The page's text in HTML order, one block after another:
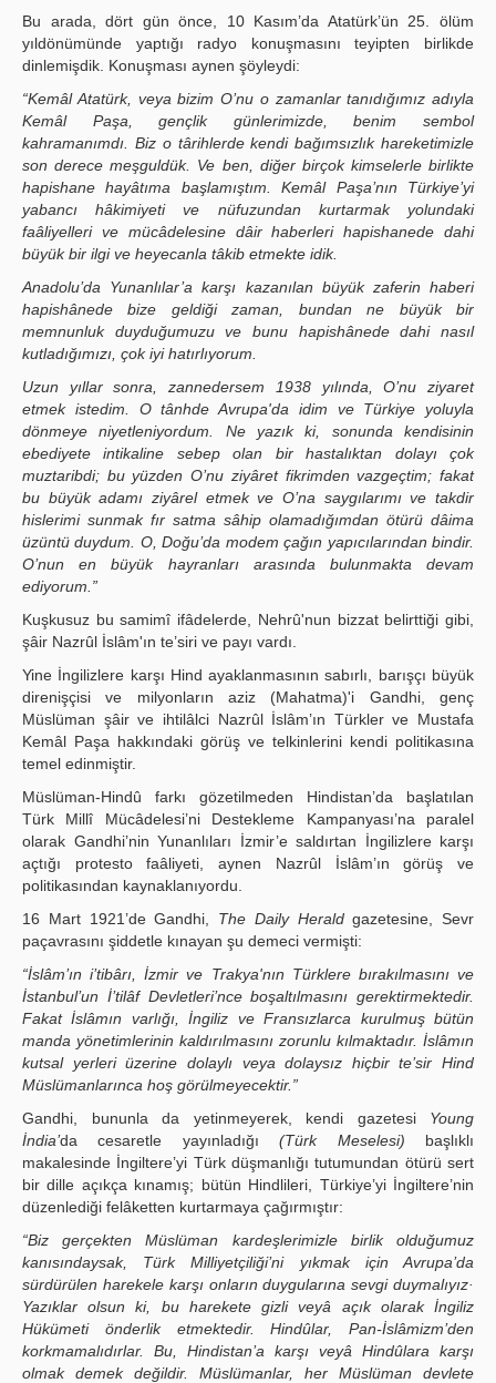
Bu arada, dört gün önce, 10 Kasım’da Atatürk’ün 25. ölüm
yıldönümünde yaptığı radyo konuşmasını teyipten birlikde
dinlemişdik. Konuşması aynen şöyleydi:
“Kemâl Atatürk, veya bizim O’nu o zamanlar tanıdığımız adıyla
Kemâl Paşa, gençlik günlerimizde, benim sembol
kahramanımdı. Biz o târihlerde kendi bağımsızlık hareketimizle
son derece meşguldük. Ve ben, diğer birçok kimselerle birlikte
hapishane hayâtıma başlamıştım. Kemâl Paşa’nın Türkiye’yi
yabancı hâkimiyeti ve nüfuzundan kurtarmak yolundaki
faâliyelleri ve mücâdelesine dâir haberleri hapishanede dahi
büyük bir ilgi ve heyecanla tâkib etmekte idik.
Anadolu’da Yunanlılar’a karşı kazanılan büyük zaferin haberi
hapishânede bize geldiği zaman, bundan ne büyük bir
memnunluk duyduğumuzu ve bunu hapishânede dahi nasıl
kutladığımızı, çok iyi hatırlıyorum.
Uzun yıllar sonra, zannedersem 1938 yılında, O’nu ziyaret
etmek istedim. O tânhde Avrupa'da idim ve Türkiye yoluyla
dönmeye niyetleniyordum. Ne yazık ki, sonunda kendisinin
ebediyete intikaline sebep olan bir hastalıktan dolayı çok
muztaribdi; bu yüzden O’nu ziyâret fikrimden vazgeçtim; fakat
bu büyük adamı ziyârel etmek ve O’na saygılarımı ve takdir
hislerimi sunmak fır satma sâhip olamadığımdan ötürü dâima
üzüntü duydum. O, Doğu’da modem çağın yapıcılarından bindir.
O’nun en büyük hayranları arasında bulunmakta devam
ediyorum.”
Kuşkusuz bu samimî ifâdelerde, Nehrû'nun bizzat belirttiği gibi,
şâir Nazrûl İslâm'ın te’siri ve payı vardı.
Yine İngilizlere karşı Hind ayaklanmasının sabırlı, barışçı büyük
direnişçisi ve milyonların aziz (Mahatma)'i Gandhi, genç
Müslüman şâir ve ihtilâlci Nazrûl İslâm’ın Türkler ve Mustafa
Kemâl Paşa hakkındaki görüş ve telkinlerini kendi politikasına
temel edinmiştir.
Müslüman-Hindû farkı gözetilmeden Hindistan’da başlatılan
Türk Millî Mücâdelesi’ni Destekleme Kampanyası’na paralel
olarak Gandhi’nin Yunanlıları İzmir’e saldırtan İngilizlere karşı
açtığı protesto faâliyeti, aynen Nazrûl İslâm’ın görüş ve
politikasından kaynaklanıyordu.
16 Mart 1921’de Gandhi, The Daily Heraldgazetesine, Sevr
paçavrasını şiddetle kınayan şu demeci vermişti:
“İslâm’ın i’tibârı, İzmir ve Trakya'nın Türklere bırakılmasını ve
İstanbul’un İ’tilâf Devletleri’nce boşaltılmasını gerektirmektedir.
Fakat İslâmın varlığı, İngiliz ve Fransızlarca kurulmuş bütün
manda yönetimlerinin kaldırılmasını zorunlu kılmaktadır. İslâmın
kutsal yerleri üzerine dolaylı veya dolaysız hiçbir te’sir Hind
Müslümanlarınca hoş görülmeyecektir.”
Gandhi, bununla da yetinmeyerek, kendi gazetesi Young
İndia’da cesaretle yayınladığı(Türk Meselesi) başlıklı
makalesinde İngiltere’yi Türk düşmanlığı tutumundan ötürü sert
bir dille açıkça kınamış; bütün Hindlileri, Türkiye’yi İngiltere’nin
düzenlediği felâketten kurtarmaya çağırmıştır:
“Biz gerçekten Müslüman kardeşlerimizle birlik olduğumuz
kanısındaysak, Türk Milliyetçiliği’ni yıkmak için Avrupa’da
sürdürülen harekele karşı onların duygularına sevgi duymalıyız·
Yazıklar olsun ki, bu harekete gizli veyâ açık olarak İngiliz
Hükümeti önderlik etmektedir. Hindûlar, Pan-İslâmizm’den
korkmamalıdırlar. Bu, Hindistan’a karşı veyâ Hindûlara karşı
olmak demek değildir. Müslümanlar, her Müslüman devlete